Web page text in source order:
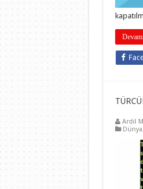
Ardil
Dünya,